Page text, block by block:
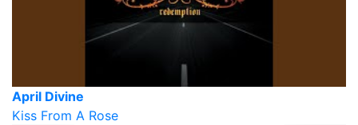
April Divine
Kiss From A Rose